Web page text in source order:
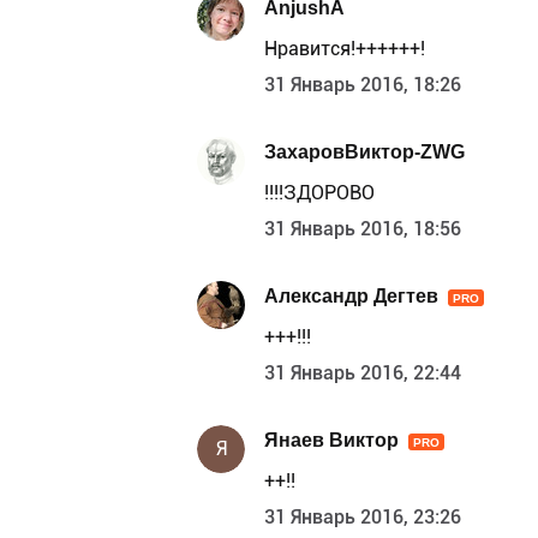
AnjushA
Нравится!++++++!
31 Январь 2016, 18:26
ЗахаровВиктор-ZWG
!!!!ЗДОРОВО
31 Январь 2016, 18:56
Александр Дегтев PRO
+++!!!
31 Январь 2016, 22:44
Я Янаев Виктор PRO
++!!
31 Январь 2016, 23:26